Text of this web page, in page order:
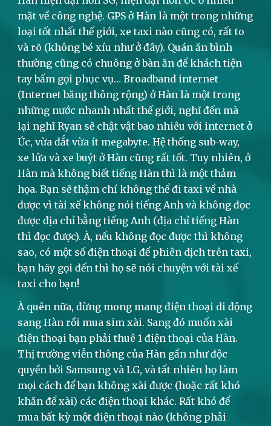
mặt về công nghệ. GPS ở Hàn là một trong những
loại tốt nhất thế giới, xe taxi nào cũng có, rất to
và rõ (không bé xíu như ở đây). Quán ăn bình
thường cũng có chuông ở bàn ăn để khách tiện
tay bấm gọi phục vụ… Broadband internet
(Internet băng thông rộng) ở Hàn là một trong
những nước nhanh nhất thế giới, nghĩ đến mà
lại nghĩ Ryan sẽ chật vật bao nhiêu với internet ở
Úc, vừa đắt vừa ít megabyte. Hệ thống sub-way,
xe lửa và xe buýt ở Hàn cũng rất tốt. Tuy nhiên, ở
Hàn mà không biết tiếng Hàn thì là một thảm
họa. Bạn sẽ thậm chí không thể đi taxi về nhà
được vì tài xế không nói tiếng Anh và không đọc
được địa chỉ bằng tiếng Anh (địa chỉ tiếng Hàn
thì đọc được). À, nếu không đọc được thì không
sao, có một số điện thoại để phiên dịch trên taxi,
bạn hãy gọi đến thì họ sẽ nói chuyện với tài xế
taxi cho bạn!
À quên nữa, đừng mong mang điện thoại di động
sang Hàn rồi mua sim xài. Sang đó muốn xài
điện thoại bạn phải thuê 1 điện thoại của Hàn.
Thị trường viễn thông của Hàn gần như độc
quyền bởi Samsung và LG, và tất nhiên họ làm
mọi cách để bạn không xài được (hoặc rất khó
khăn để xài) các điện thoại khác. Rất khó để
mua bất kỳ một điện thoại nào (không phải